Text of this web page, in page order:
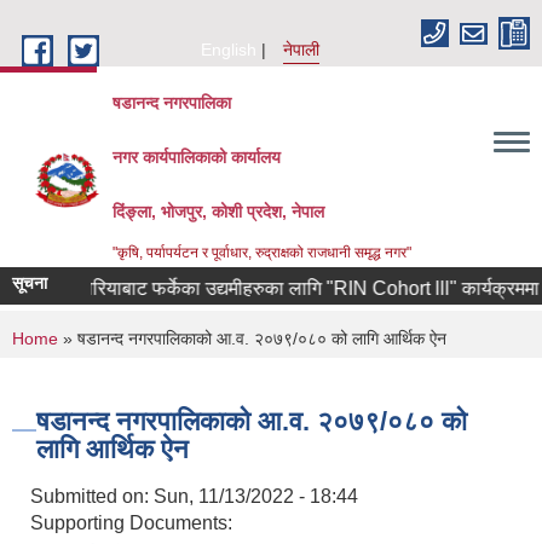
English
नेपाली
षडानन्द नगरपालिका
नगर कार्यपालिकाको कार्यालय
दिंङ्ला, भोजपुर, कोशी प्रदेश, नेपाल
"कृषि, पर्यापर्यटन र पूर्वाधार, रुद्राक्षको राजधानी समृद्ध नगर"
सूचना
दक्षिण कोरियाबाट फर्केका उद्यमीहरुका लागि "RIN Cohort lll" कार्यक्रममा
You are here
Home » षडानन्द नगरपालिकाको आ.व. २०७९/०८० को लागि आर्थिक ऐन
षडानन्द नगरपालिकाको आ.व. २०७९/०८० को
लागि आर्थिक ऐन
Submitted on: Sun, 11/13/2022 - 18:44
Supporting Documents: